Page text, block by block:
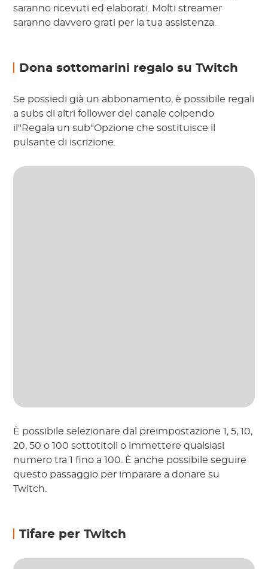
saranno ricevuti ed elaborati. Molti streamer
saranno davvero grati per la tua assistenza.
Dona sottomarini regalo su Twitch
Se possiedi già un abbonamento, è possibile regali
a subs di altri follower del canale colpendo
il"Regala un sub"Opzione che sostituisce il
pulsante di iscrizione.
È possibile selezionare dal preimpostazione 1, 5, 10,
20, 50 o 100 sottotitoli o immettere qualsiasi
numero tra 1 fino a 100. È anche possibile seguire
questo passaggio per imparare a donare su
Twitch.
Tifare per Twitch